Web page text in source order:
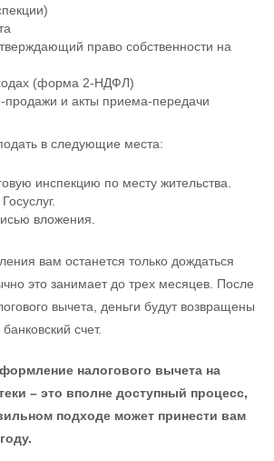
право собственности на
(форма 2-НДФЛ)
продажи и акты приема-передачи
в следующие места:
инспекцию по месту жительства.
вложения.
вам останется только дождаться
это занимает до трех месяцев. После
вычета, деньги будут возвращены
счет.
налогового вычета на
– это вполне доступный процесс,
подходе может принести вам